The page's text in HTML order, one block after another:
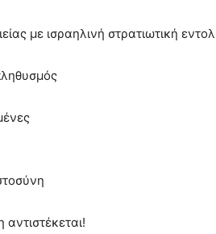
με ισραηλινή στρατιωτική